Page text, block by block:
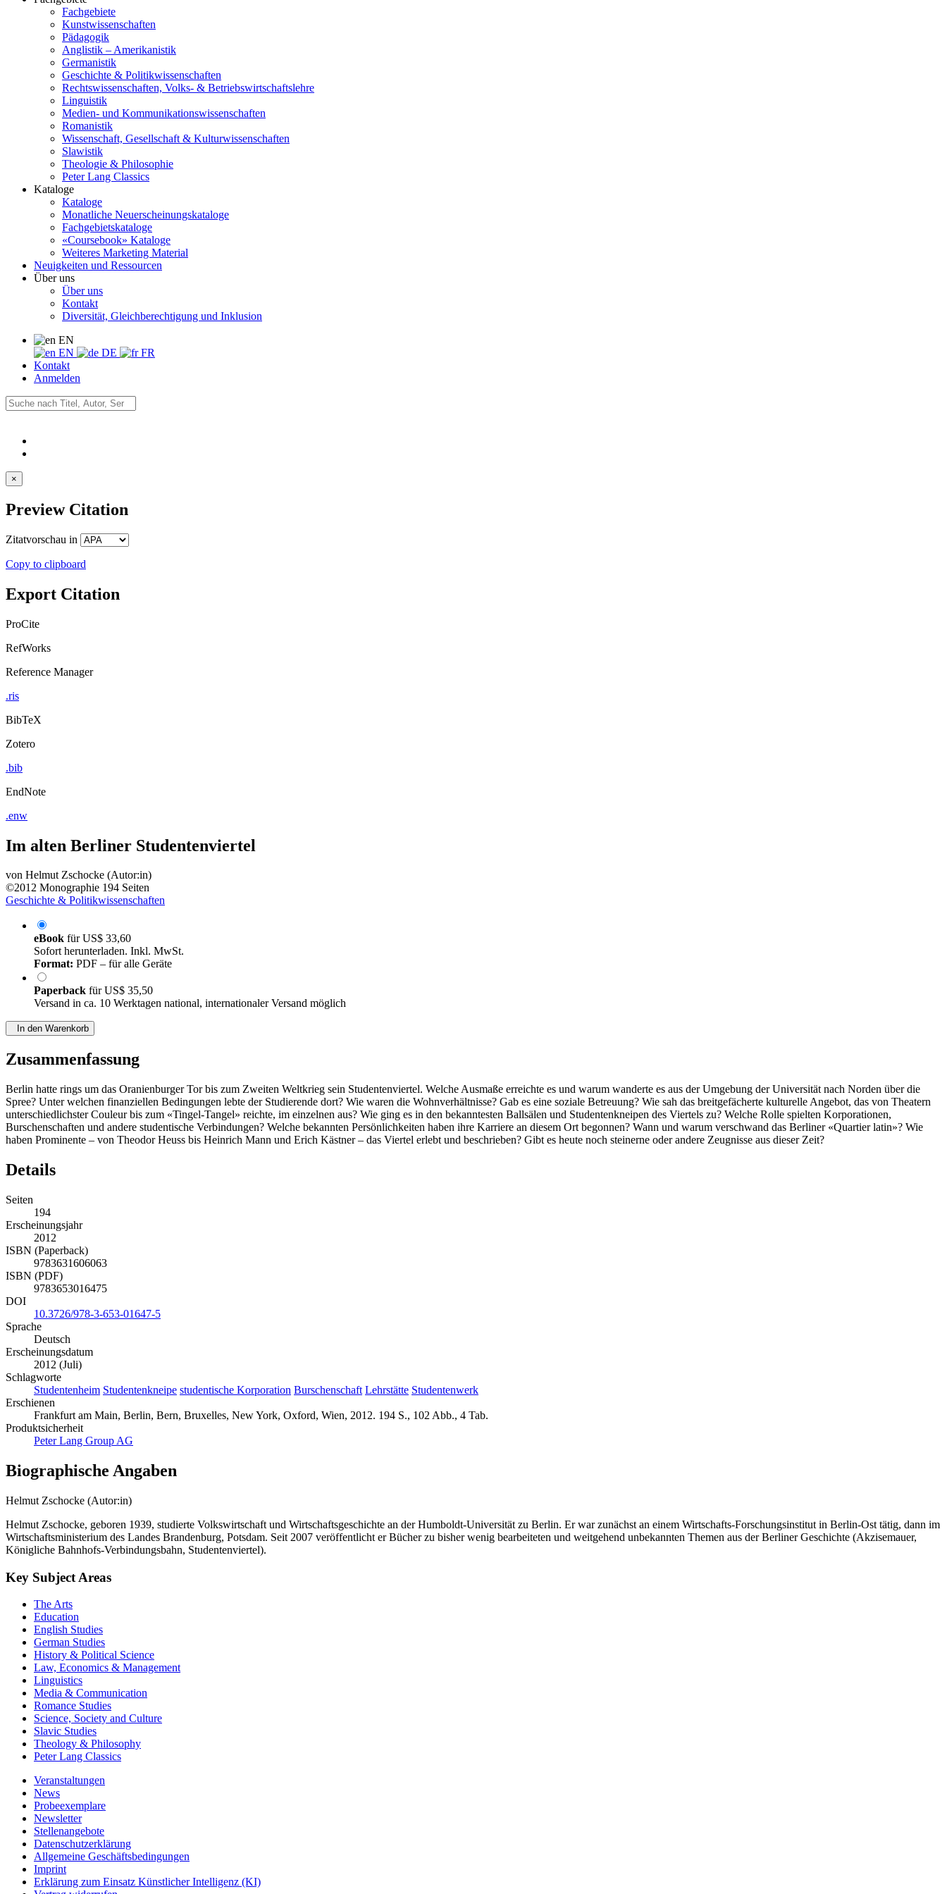
Fachgebiete
Kunstwissenschaften
Pädagogik
Anglistik – Amerikanistik
Germanistik
Geschichte & Politikwissenschaften
Rechtswissenschaften, Volks- & Betriebswirtschaftslehre
Linguistik
Medien- und Kommunikationswissenschaften
Romanistik
Wissenschaft, Gesellschaft & Kulturwissenschaften
Slawistik
Theologie & Philosophie
Peter Lang Classics
Kataloge
Kataloge
Monatliche Neuerscheinungskataloge
Fachgebietskataloge
«Coursebook» Kataloge
Weiteres Marketing Material
Neuigkeiten und Ressourcen
Über uns
Über uns
Kontakt
Diversität, Gleichberechtigung und Inklusion
EN
EN
DE
FR
Kontakt
Anmelden
×
Preview Citation
Zitatvorschau in
Copy to clipboard
Export Citation
ProCite
RefWorks
Reference Manager
.ris
BibTeX
Zotero
.bib
EndNote
.enw
Im alten Berliner Studentenviertel
von Helmut Zschocke (Autor:in)
©2012 Monographie 194 Seiten
Geschichte & Politikwissenschaften
eBook fürUS$ 33,60
Sofort herunterladen. Inkl. MwSt.
Format: PDF – für alle Geräte
Paperback fürUS$ 35,50
Versand in ca. 10 Werktagen national, internationaler Versand möglich
In den Warenkorb
Zusammenfassung
Berlin hatte rings um das Oranienburger Tor bis zum Zweiten Weltkrieg sein Studentenviertel. Welche Ausmaße erreichte es und warum wanderte es aus der Umgebung der Universität nach Norden über die
Spree? Unter welchen finanziellen Bedingungen lebte der Studierende dort? Wie waren die Wohnverhältnisse? Gab es eine soziale Betreuung? Wie sah das breitgefächerte kulturelle Angebot, das von Theatern
unterschiedlichster Couleur bis zum «Tingel-Tangel» reichte, im einzelnen aus? Wie ging es in den bekanntesten Ballsälen und Studentenkneipen des Viertels zu? Welche Rolle spielten Korporationen,
Burschenschaften und andere studentische Verbindungen? Welche bekannten Persönlichkeiten haben ihre Karriere an diesem Ort begonnen? Wann und warum verschwand das Berliner «Quartier latin»? Wie
haben Prominente – von Theodor Heuss bis Heinrich Mann und Erich Kästner – das Viertel erlebt und beschrieben? Gibt es heute noch steinerne oder andere Zeugnisse aus dieser Zeit?
Details
Seiten
194
Erscheinungsjahr
2012
ISBN (Paperback)
9783631606063
ISBN (PDF)
9783653016475
DOI
10.3726/978-3-653-01647-5
Sprache
Deutsch
Erscheinungsdatum
2012 (Juli)
Schlagworte
Studentenheim Studentenkneipe studentische Korporation Burschenschaft Lehrstätte Studentenwerk
Erschienen
Frankfurt am Main, Berlin, Bern, Bruxelles, New York, Oxford, Wien, 2012. 194 S., 102 Abb., 4 Tab.
Produktsicherheit
Peter Lang Group AG
Biographische Angaben
Helmut Zschocke (Autor:in)
Helmut Zschocke, geboren 1939, studierte Volkswirtschaft und Wirtschaftsgeschichte an der Humboldt-Universität zu Berlin. Er war zunächst an einem Wirtschafts-Forschungsinstitut in Berlin-Ost tätig, dann im
Wirtschaftsministerium des Landes Brandenburg, Potsdam. Seit 2007 veröffentlicht er Bücher zu bisher wenig bearbeiteten und weitgehend unbekannten Themen aus der Berliner Geschichte (Akzisemauer,
Königliche Bahnhofs-Verbindungsbahn, Studentenviertel).
Key Subject Areas
The Arts
Education
English Studies
German Studies
History & Political Science
Law, Economics & Management
Linguistics
Media & Communication
Romance Studies
Science, Society and Culture
Slavic Studies
Theology & Philosophy
Peter Lang Classics
Veranstaltungen
News
Probeexemplare
Newsletter
Stellenangebote
Datenschutzerklärung
Allgemeine Geschäftsbedingungen
Imprint
Erklärung zum Einsatz Künstlicher Intelligenz (KI)